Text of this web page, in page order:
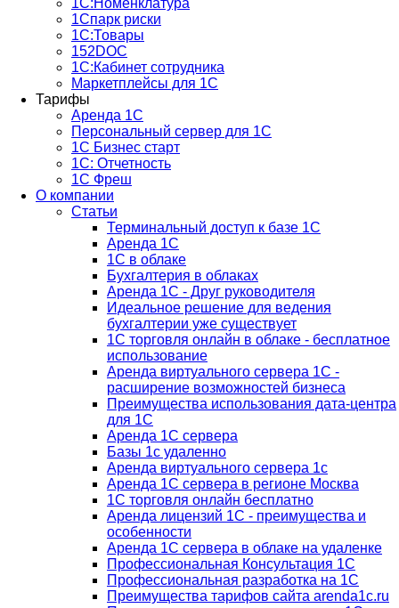
1С:Номенклатура
1Спарк риски
1С:Товары
152DOC
1С:Кабинет сотрудника
Маркетплейсы для 1С
Тарифы
Аренда 1С
Персональный сервер для 1С
1С Бизнес старт
1С: Отчетность
1C Фреш
О компании
Статьи
Терминальный доступ к базе 1С
Аренда 1С
1С в облаке
Бухгалтерия в облаках
Аренда 1С - Друг руководителя
Идеальное решение для ведения
бухгалтерии уже существует
1С торговля онлайн в облаке - бесплатное
использование
Аренда виртуального сервера 1С -
расширение возможностей бизнеса
Преимущества использования дата-центра
для 1С
Аренда 1С сервера
Базы 1с удаленно
Аренда виртуального сервера 1с
Аренда 1С сервера в регионе Москва
1С торговля онлайн бесплатно
Аренда лицензий 1С - преимущества и
особенности
Аренда 1С сервера в облаке на удаленке
Профессиональная Консультация 1С
Профессиональная разработка на 1С
Преимущества тарифов сайта arenda1c.ru